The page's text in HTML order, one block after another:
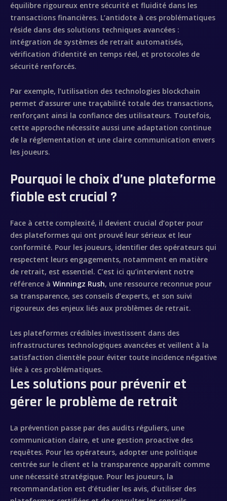
Inicio
Sobre mí
Videobook
Trabajos
Contacto
équilibre rigoureux entre sécurité et fluidité dans les
transactions financières. L’antidote à ces problématiques
réside dans des solutions techniques avancées :
intégration de systèmes de retrait automatisés,
vérification d’identité en temps réel, et protocoles de
sécurité renforcés.
Par exemple, l’utilisation des technologies blockchain
permet d’assurer une traçabilité totale des transactions,
renforçant ainsi la confiance des utilisateurs. Toutefois,
cette approche nécessite aussi une adaptation continue
de la réglementation et une claire communication envers
les joueurs.
Pourquoi le choix d’une plateforme
fiable est crucial ?
Face à cette complexité, il devient crucial d’opter pour
des plateformes qui ont prouvé leur sérieux et leur
conformité. Pour les joueurs, identifier des opérateurs qui
respectent leurs engagements, notamment en matière
de retrait, est essentiel. C’est ici qu’intervient notre
référence à Winningz Rush, une ressource reconnue pour
sa transparence, ses conseils d’experts, et son suivi
rigoureux des enjeux liés aux problèmes de retrait.
Les plateformes crédibles investissent dans des
infrastructures technologiques avancées et veillent à la
satisfaction clientèle pour éviter toute incidence négative
liée à ces problématiques.
Les solutions pour prévenir et
gérer le problème de retrait
La prévention passe par des audits réguliers, une
communication claire, et une gestion proactive des
requêtes. Pour les opérateurs, adopter une politique
centrée sur le client et la transparence apparaît comme
une nécessité stratégique. Pour les joueurs, la
recommandation est d’étudier les avis, d’utiliser des